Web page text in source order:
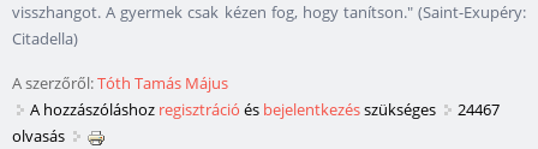
visszhangot. A gyermek csak kézen fog, hogy tanítson." (Saint-Exupéry:
Citadella)
A szerzőről:Tóth Tamás Május
A hozzászóláshoz regisztráció és bejelentkezésszükséges
24467
olvasás